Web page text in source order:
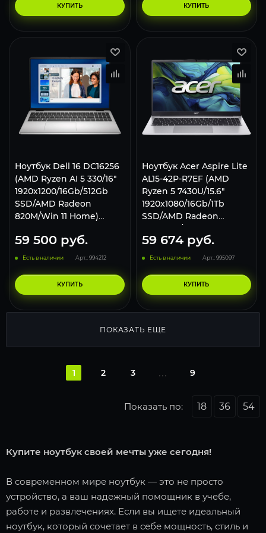
КУПИТЬ КУПИТЬ
Ноутбук Dell 16 DС16256
(AMD Ryzen AI 5 330/16"
1920x1200/16Gb/512Gb
SSD/AMD Radeon
820M/Win 11 Home)
59 500 руб.
Есть в наличии Арт.: 994212
КУПИТЬ
Ноутбук Acer Aspire Lite
AL15-42P-R7EF (AMD
Ryzen 5 7430U/15.6"
1920x1080/16Gb/1Tb
SSD/AMD Radeon
Graphics/Win 11 Pro)
Silver
59 674руб.
Есть в наличии Арт.: 995097
КУПИТЬ
ПОКАЗАТЬ ЕЩЕ
1 2 3 9
Показать по: 18 36 54
Купите ноутбук своей мечты уже сегодня!
В современном мире ноутбук — это не просто
устройство, а ваш надежный помощник в учебе,
работе и развлечениях. Если вы ищете идеальный
ноутбук, который сочетает в себе мощность, стиль и